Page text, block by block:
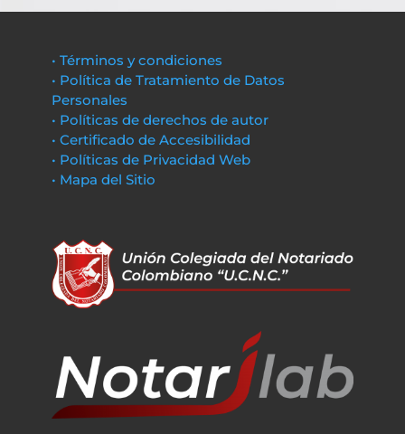
• Términos y condiciones
• Política de Tratamiento de Datos
Personales
• Políticas de derechos de autor
• Certificado de Accesibilidad
• Políticas de Privacidad Web
• Mapa del Sitio